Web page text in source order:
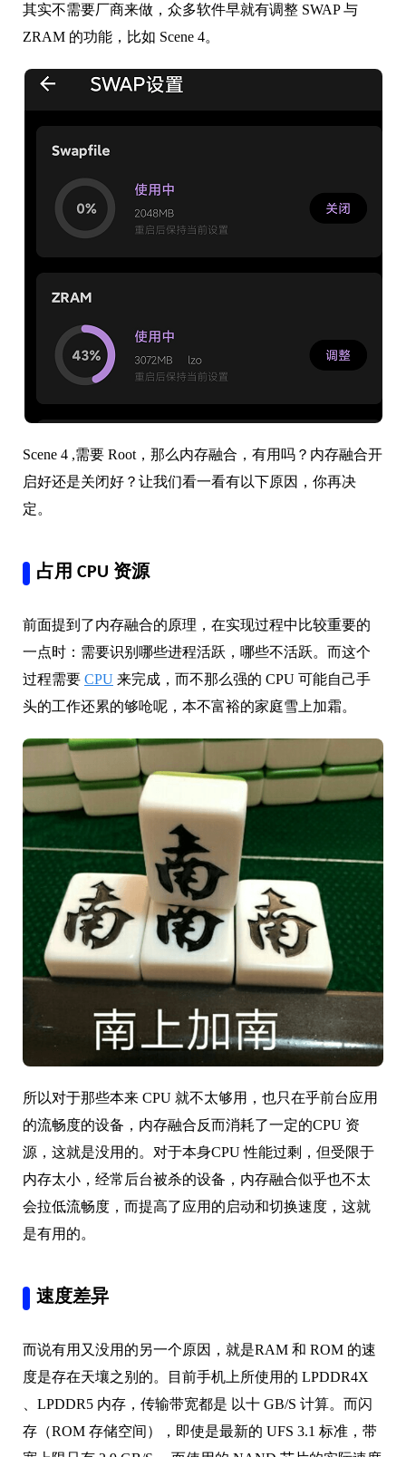
其实不需要厂商来做，众多软件早就有调整 SWAP 与
ZRAM 的功能，比如 Scene 4。
Scene 4 ,需要 Root，那么内存融合，有用吗？内存融合开
启好还是关闭好？让我们看一看有以下原因，你再决
定。
占用 CPU 资源
前面提到了内存融合的原理，在实现过程中比较重要的
一点时：需要识别哪些进程活跃，哪些不活跃。而这个
过程需要 CPU 来完成，而不那么强的 CPU 可能自己手
头的工作还累的够呛呢，本不富裕的家庭雪上加霜。
所以对于那些本来 CPU 就不太够用，也只在乎前台应用
的流畅度的设备，内存融合反而消耗了一定的CPU 资
源，这就是没用的。对于本身CPU 性能过剩，但受限于
内存太小，经常后台被杀的设备，内存融合似乎也不太
会拉低流畅度，而提高了应用的启动和切换速度，这就
是有用的。
速度差异
而说有用又没用的另一个原因，就是RAM 和 ROM 的速
度是存在天壤之别的。目前手机上所使用的 LPDDR4X
、LPDDR5 内存，传输带宽都是 以十 GB/S 计算。而闪
存（ROM 存储空间），即使是最新的 UFS 3.1 标准，带